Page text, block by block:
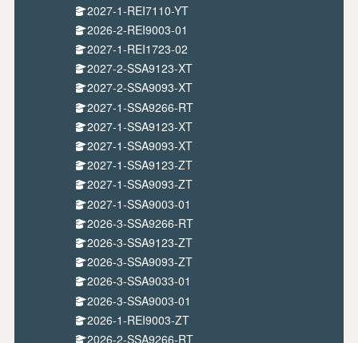
2027-1-REI7110-YT
2026-2-REI9003-01
2027-1-REI1723-02
2027-2-SSA9123-XT
2027-2-SSA9093-XT
2027-1-SSA9266-RT
2027-1-SSA9123-XT
2027-1-SSA9093-XT
2027-1-SSA9123-ZT
2027-1-SSA9093-ZT
2027-1-SSA9003-01
2026-3-SSA9266-RT
2026-3-SSA9123-ZT
2026-3-SSA9093-ZT
2026-3-SSA9033-01
2026-3-SSA9003-01
2026-1-REI9003-ZT
2026-2-SSA9266-RT